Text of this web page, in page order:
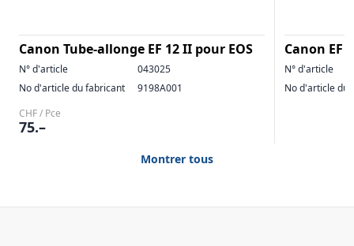
Canon Tube-allonge EF 12 II pour EOS
N° d'article
043025
No d'article du fabricant
9198A001
CHF / Pce
75.–
Canon EF
N° d'article
No d'article du
Montrer tous